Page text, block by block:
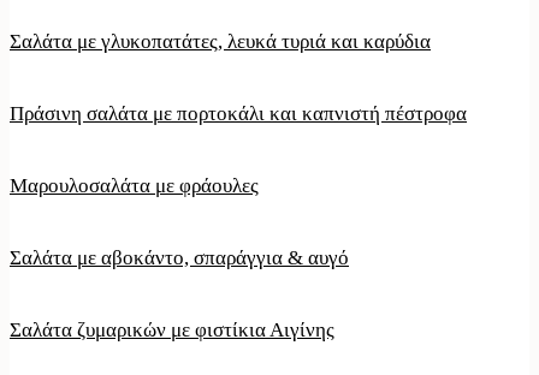
Σαλάτα με γλυκοπατάτες, λευκά τυριά και καρύδια
Πράσινη σαλάτα με πορτοκάλι και καπνιστή πέστροφα
Μαρουλοσαλάτα με φράουλες
Σαλάτα με αβοκάντο, σπαράγγια & αυγό
Σαλάτα ζυμαρικών με φιστίκια Αιγίνης